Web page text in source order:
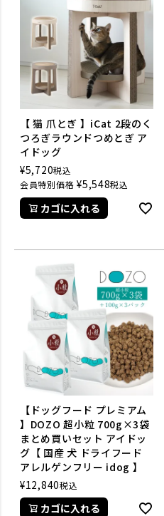
【 猫 爪とぎ 】iCat 2段のく
つろぎラウンドつめとぎ ア
イドッグ
¥5,720税込
会員特別価格 ¥5,548税込
カゴに入れる
【ドッグフード プレミアム
】DOZO 超小粒 700g×3袋
まとめ買いセット アイドッ
グ【 国産 犬 ドライフード
アレルゲンフリー idog 】
¥12,840税込
カゴに入れる